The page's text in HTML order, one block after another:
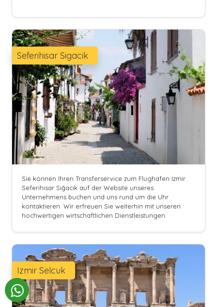
Sie können Ihren Transferservice zum Flughafen Izmir
Seferihisar Sığacık auf der Website unseres
Unternehmens buchen und uns rund um die Uhr
kontaktieren. Wir erfreuen Sie weiterhin mit unseren
hochwertigen wirtschaftlichen Dienstleistungen.
Seferihisar Sigacik
Izmir Selcuk